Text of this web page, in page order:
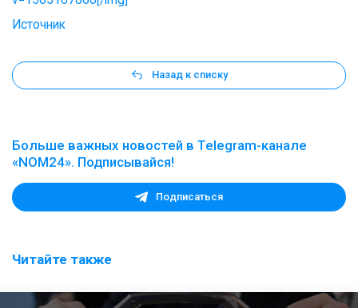
Источник
Назад к списку
Больше важных новостей в Telegram-канале
«NOM24». Подписывайся!
Подписаться
Читайте также